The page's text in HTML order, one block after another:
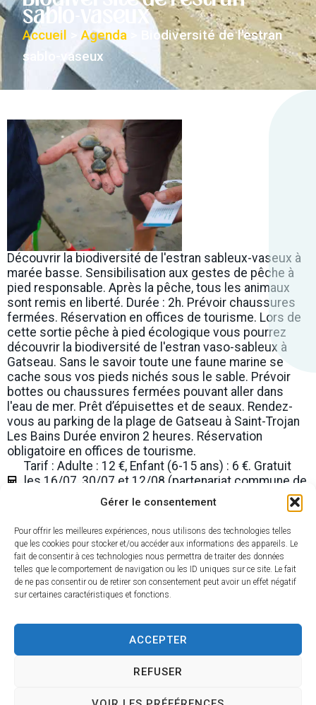
Gérer le consentement
Pour offrir les meilleures expériences, nous utilisons des technologies telles
que les cookies pour stocker et/ou accéder aux informations des appareils. Le
fait de consentir à ces technologies nous permettra de traiter des données
telles que le comportement de navigation ou les ID uniques sur ce site. Le fait
de ne pas consentir ou de retirer son consentement peut avoir un effet négatif
sur certaines caractéristiques et fonctions.
ACCEPTER
REFUSER
sablo-vaseux
Accueil Agenda
Biodiversité de l'estran
sablo-vaseux
Découvrir la biodiversité de l'estran sableux-vaseux à
marée basse. Sensibilisation aux gestes de pêche à
pied responsable. Après la pêche, tous les animaux
sont remis en liberté. Durée : 2h. Prévoir chaussures
fermées. Réservation en offices de tourisme. Lors de
cette sortie pêche à pied écologique vous pourrez
découvrir la biodiversité de l'estran vaso-sableux à
Gatseau. Sans le savoir toute une faune marine se
cache sous vos pieds nichés sous le sable. Prévoir
bottes ou chaussures fermées pouvant aller dans
l'eau de mer. Prêt d’épuisettes et de seaux. Rendez-
vous au parking de la plage de Gatseau à Saint-Trojan
Les Bains Durée environ 2 heures. Réservation
obligatoire en offices de tourisme.
Tarif : Adulte : 12 €, Enfant (6-15 ans) : 6 €. Gratuit
les 16/07, 30/07 et 12/08 (partenariat commune de
Catégorie : Visite guidée et/ou commentée
Type de manifestation : Nature et détente
Thème de la manifestation : Pêche/Ostréiculture
Site de l'office de tourisme Oléron Marennes
Date de l'événement : 6 juillet 2026
Lieu : Entrée de la plage de Gatseau 17370
Saint-Trojan-les-Bains